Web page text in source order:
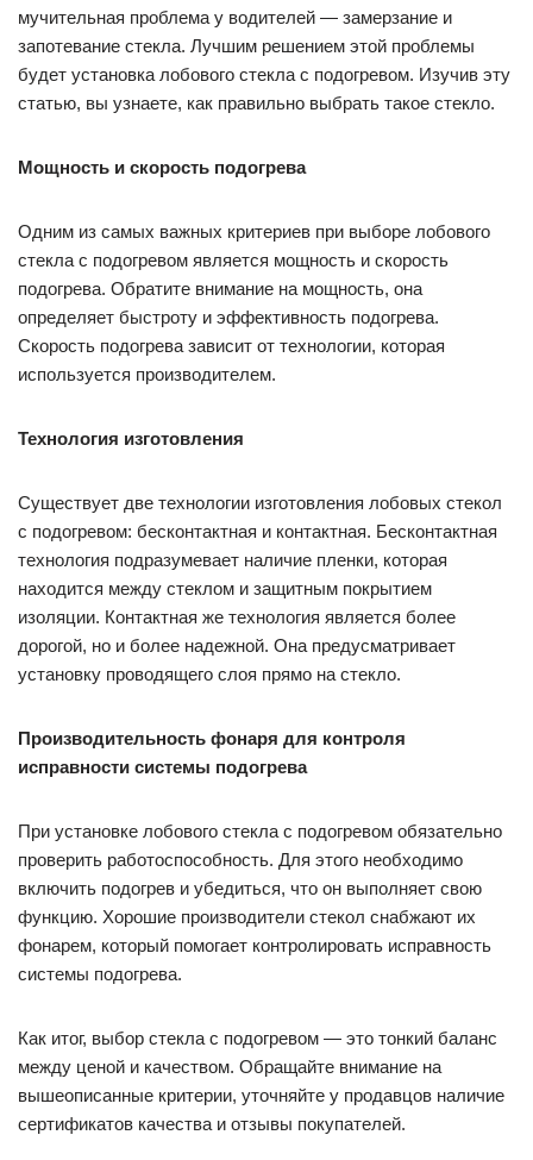
мучительная проблема у водителей — замерзание и
запотевание стекла. Лучшим решением этой проблемы
будет установка лобового стекла с подогревом. Изучив эту
статью, вы узнаете, как правильно выбрать такое стекло.
Мощность и скорость подогрева
Одним из самых важных критериев при выборе лобового
стекла с подогревом является мощность и скорость
подогрева. Обратите внимание на мощность, она
определяет быстроту и эффективность подогрева.
Скорость подогрева зависит от технологии, которая
используется производителем.
Технология изготовления
Существует две технологии изготовления лобовых стекол
с подогревом: бесконтактная и контактная. Бесконтактная
технология подразумевает наличие пленки, которая
находится между стеклом и защитным покрытием
изоляции. Контактная же технология является более
дорогой, но и более надежной. Она предусматривает
установку проводящего слоя прямо на стекло.
Производительность фонаря для контроля
исправности системы подогрева
При установке лобового стекла с подогревом обязательно
проверить работоспособность. Для этого необходимо
включить подогрев и убедиться, что он выполняет свою
функцию. Хорошие производители стекол снабжают их
фонарем, который помогает контролировать исправность
системы подогрева.
Как итог, выбор стекла с подогревом — это тонкий баланс
между ценой и качеством. Обращайте внимание на
вышеописанные критерии, уточняйте у продавцов наличие
сертификатов качества и отзывы покупателей.